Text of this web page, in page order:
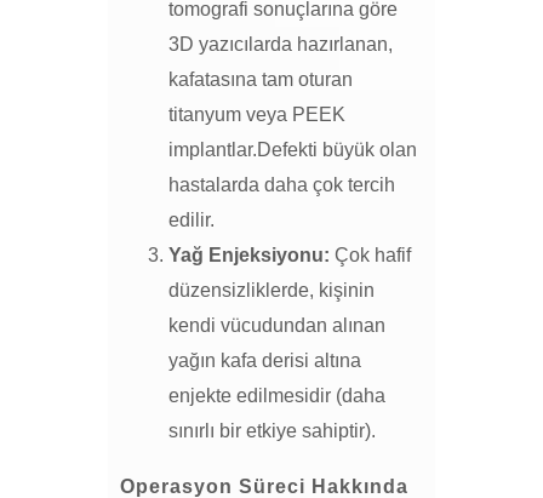
tomografi sonuçlarına göre
3D yazıcılarda hazırlanan,
kafatasına tam oturan
titanyum veya PEEK
implantlar.Defekti büyük olan
hastalarda daha çok tercih
edilir.
Yağ Enjeksiyonu: Çok hafif
düzensizliklerde, kişinin
kendi vücudundan alınan
yağın kafa derisi altına
enjekte edilmesidir (daha
sınırlı bir etkiye sahiptir).
Operasyon Süreci Hakkında